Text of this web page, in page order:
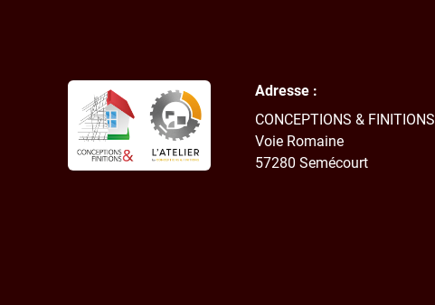
Adresse :
CONCEPTIONS & FINITIONS
Voie Romaine
57280 Semécourt